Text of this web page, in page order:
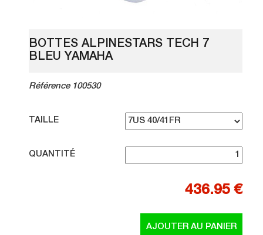
BOTTES ALPINESTARS TECH 7
BLEU YAMAHA
Référence 100530
TAILLE
QUANTITÉ
436.95 €